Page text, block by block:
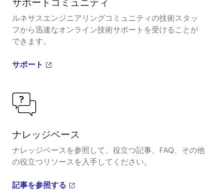
サポートコミュニティ
ルネサスエンジニアリングコミュニティの技術スタッ
フから迅速なオンライン技術サポートを受けることが
できます。
サポート
ナレッジベース
ナレッジベースを参照して、役立つ記事、FAQ、その他
の役立つリソースを入手してください。
記事を参照する